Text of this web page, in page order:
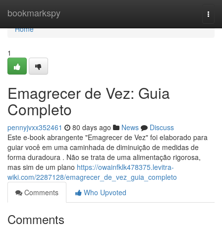
bookmarkspy
Home
Home
1
Emagrecer de Vez: Guia
Completo
pennyjvxx352461 80 days ago News
Discuss
Este e-book abrangente "Emagrecer de Vez" foi elaborado para
guiar você em uma caminhada de diminuição de medidas de
forma duradoura . Não se trata de uma alimentação rigorosa,
mas sim de um plano https://owainfklk478375.levitra-
wiki.com/2287128/emagrecer_de_vez_guia_completo
Comments
Who Upvoted
Comments